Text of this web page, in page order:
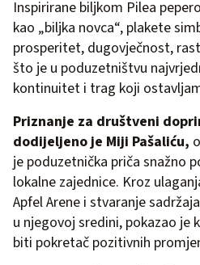
Inspirirane biljkom Pilea
kao „biljka novca“, plakete
prosperitet, dugovječnost,
što je u poduzetništvu
kontinuitet i trag koji
Priznanje za društveni
dodijeljeno je Miji Pašaliću,
je poduzetnička priča snažno
lokalne zajednice. Kroz
Apfel Arene i stvaranje
u njegovoj sredini, pokazao je
biti pokretač pozitivnih